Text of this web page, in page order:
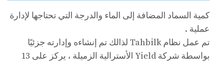
كمية السماد المضافة إلى الماء والدرجة التي تحتاجها لإدارة
عملية .
تم عمل نظام Tahbilk لذالك تم إنشاءه وإدارته جزئيًا
بواسطة شركة Yield الأسترالية الزميلة ، يركز على 13